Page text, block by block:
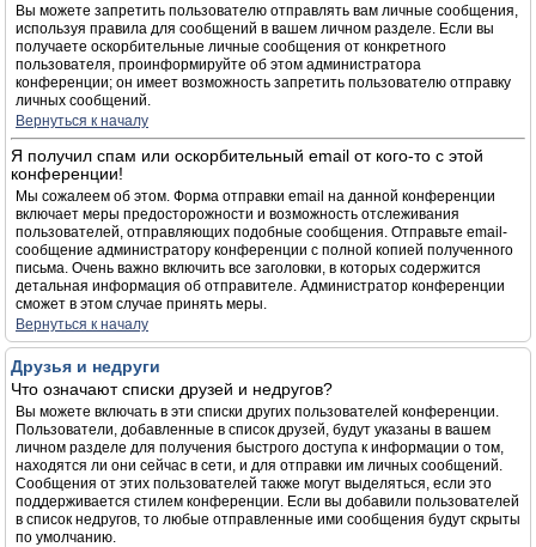
Вы можете запретить пользователю отправлять вам личные сообщения,
используя правила для сообщений в вашем личном разделе. Если вы
получаете оскорбительные личные сообщения от конкретного
пользователя, проинформируйте об этом администратора
конференции; он имеет возможность запретить пользователю отправку
личных сообщений.
Вернуться к началу
Я получил спам или оскорбительный email от кого-то с этой
конференции!
Мы сожалеем об этом. Форма отправки email на данной конференции
включает меры предосторожности и возможность отслеживания
пользователей, отправляющих подобные сообщения. Отправьте email-
сообщение администратору конференции с полной копией полученного
письма. Очень важно включить все заголовки, в которых содержится
детальная информация об отправителе. Администратор конференции
сможет в этом случае принять меры.
Вернуться к началу
Друзья и недруги
Что означают списки друзей и недругов?
Вы можете включать в эти списки других пользователей конференции.
Пользователи, добавленные в список друзей, будут указаны в вашем
личном разделе для получения быстрого доступа к информации о том,
находятся ли они сейчас в сети, и для отправки им личных сообщений.
Сообщения от этих пользователей также могут выделяться, если это
поддерживается стилем конференции. Если вы добавили пользователей
в список недругов, то любые отправленные ими сообщения будут скрыты
по умолчанию.